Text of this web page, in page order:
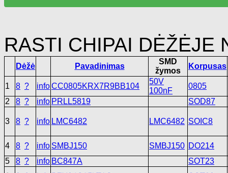
RASTI CHIPAI DĖŽĖJE
Dėžė Pavadinimas
SMD
žymos
Korpusas
1 8 ? infoCC0805KRX7R9BB104
50V
100nF
0805
2
8 ? info PRLL5819 SOD87
3 8 ? info LMC6482 LMC6482 SOIC8
4 8 ? info SMBJ150 SMBJ150 DO214
5
8 ? info BC847A
SOT23